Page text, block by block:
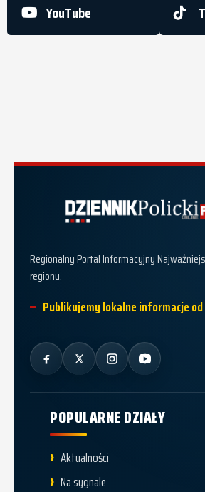
YouTube
Regionalny Portal Informacyjny
regionu.
Publikujemy lokalne informacje
POPULARNE DZIAŁY
Aktualności
Na sygnale